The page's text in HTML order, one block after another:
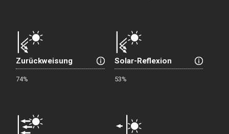
Zurückweisung
74%
Solar-Reflexion
53%